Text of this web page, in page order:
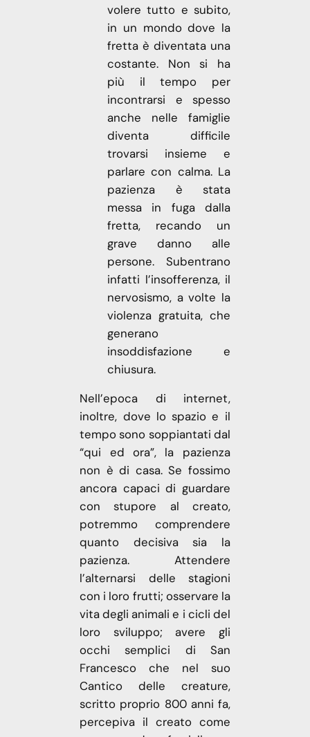
volere tutto e subito,
in un mondo dove la
fretta è diventata una
costante. Non si ha
più il tempo per
incontrarsi e spesso
anche nelle famiglie
diventa difficile
trovarsi insieme e
parlare con calma. La
pazienza è stata
messa in fuga dalla
fretta, recando un
grave danno alle
persone. Subentrano
infatti l’insofferenza, il
nervosismo, a volte la
violenza gratuita, che
generano
insoddisfazione e
chiusura.
Nell’epoca di internet,
inoltre, dove lo spazio e il
tempo sono soppiantati dal
“qui ed ora”, la pazienza
non è di casa. Se fossimo
ancora capaci di guardare
con stupore al creato,
potremmo comprendere
quanto decisiva sia la
pazienza. Attendere
l’alternarsi delle stagioni
con i loro frutti; osservare la
vita degli animali e i cicli del
loro sviluppo; avere gli
occhi semplici di San
Francesco che nel suo
Cantico delle creature,
scritto proprio 800 anni fa,
percepiva il creato come